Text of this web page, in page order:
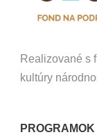
Realizované s
kultúry
PROGRAMOK